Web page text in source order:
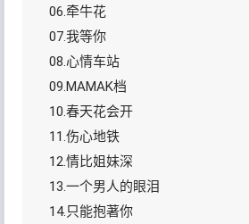
06.牵牛花
07.我等你
08.心情车站
09.MAMAK档
10.春天花会开
11.伤心地铁
12.情比姐妹深
13.一个男人的眼泪
14.只能抱著你